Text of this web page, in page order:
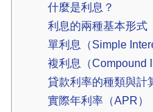
什麼是利息？
利息的兩種基本形式
單利息（Simple
複利息（Compound
貸款利率的種類與計
實際年利率（APR）